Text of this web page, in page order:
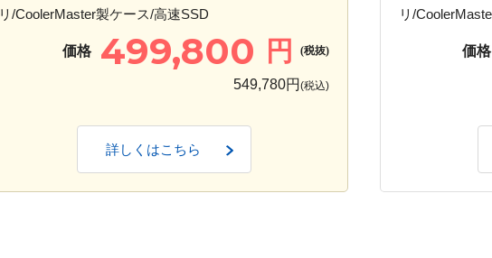
リ/CoolerMaster製ケース/高速SSD
価格 499,800 円 (税抜)
549,780円 (税込)
詳しくはこちら
リ/
価格